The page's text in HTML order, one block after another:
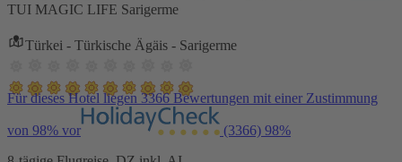
TUI MAGIC LIFE Sarigerme
Türkei - Türkische Ägäis - Sarigerme
Für dieses Hotel liegen 3366 Bewertungen mit einer Zustimmung
von 98% vor (3366) 98%